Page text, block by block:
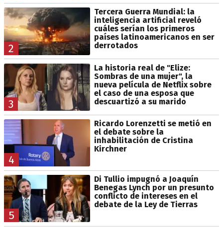
2
Tercera Guerra Mundial: la
inteligencia artificial reveló
cuáles serían los primeros
países latinoamericanos en ser
derrotados
3
La historia real de "Elize:
Sombras de una mujer", la
nueva película de Netflix sobre
el caso de una esposa que
descuartizó a su marido
4
Ricardo Lorenzetti se metió en
el debate sobre la
inhabilitación de Cristina
Kirchner
5
Di Tullio impugnó a Joaquín
Benegas Lynch por un presunto
conflicto de intereses en el
debate de la Ley de Tierras